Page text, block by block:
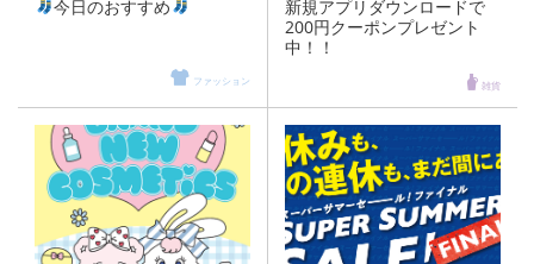
今日のおすすめ
ファッション
新規アプリダウンロードで
200円クーポンプレゼント
中！！
雑貨